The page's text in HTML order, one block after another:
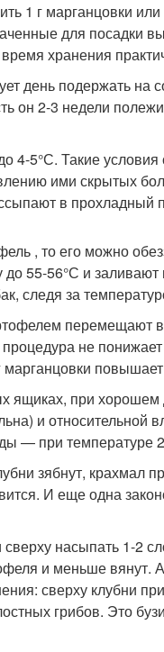
1 г марганцовки
для посадки
хранения
день подержать на
он 2-3 недели
4-5°С. Такие
ими скрытых
в прохладный
, то его можно
55-56°С и
следя за
не
марганцовки
ящиках, при
и относительной
— при температуре
зябнут, крахмал
И еще одна
насыпать 1-2
и меньше вянут.
сверху клубни
грибов. Это